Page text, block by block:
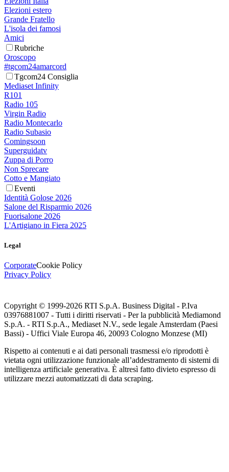
Elezioni estero
Grande Fratello
L'isola dei famosi
Amici
Rubriche
Oroscopo
#tgcom24amarcord
Tgcom24 Consiglia
Mediaset Infinity
R101
Radio 105
Virgin Radio
Radio Montecarlo
Radio Subasio
Comingsoon
Superguidatv
Zuppa di Porro
Non Sprecare
Cotto e Mangiato
Eventi
Identità Golose 2026
Salone del Risparmio 2026
Fuorisalone 2026
L'Artigiano in Fiera 2025
Legal
CorporateCookie Policy
Privacy Policy
Copyright © 1999-2026 RTI S.p.A. Business Digital - P.Iva
03976881007 - Tutti i diritti riservati - Per la pubblicità Mediamond
S.p.A. - RTI S.p.A., Mediaset N.V., sede legale Amsterdam (Paesi
Bassi) - Uffici Viale Europa 46, 20093 Cologno Monzese (MI)
Rispetto ai contenuti e ai dati personali trasmessi e/o riprodotti è
vietata ogni utilizzazione funzionale all’addestramento di sistemi di
intelligenza artificiale generativa. È altresì fatto divieto espresso di
utilizzare mezzi automatizzati di data scraping.